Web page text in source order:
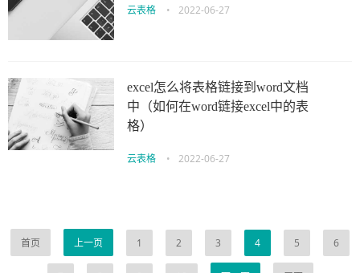
云表格 • 2022-06-27
excel怎么将表格链接到word文档
中（如何在word链接excel中的表
格）
云表格 • 2022-06-27
首页 上一页 1 2 3 4 5 6